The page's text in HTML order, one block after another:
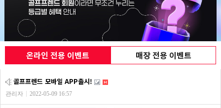
온라인 전용 이벤트 매장 전용 이벤트
골프프렌드 모바일 APP출시!
관리자 2022-05-09 16:57